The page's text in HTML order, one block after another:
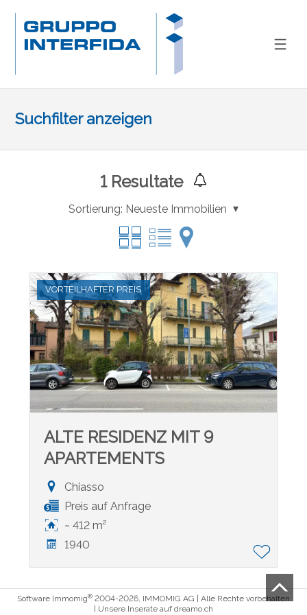
Suchfilter anzeigen
1Resultate
Sortierung: Neueste Immobilien
VORTEILHAFTER PREIS
ALTE RESIDENZ MIT 9
APARTEMENTS
Chiasso
Preis auf Anfrage
~ 412 m²
1940
Software Immomig® 2004-2026, IMMOMIG AG | Alle Rechte vorbehalten
| Unsere Inserate auf dreamo.ch